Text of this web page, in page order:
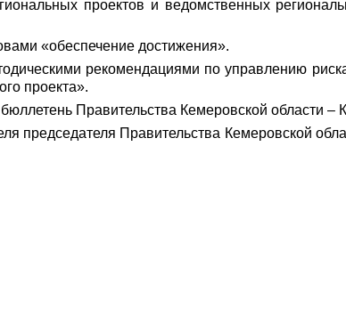
проектов и ведомственных
«обеспечение достижения».
рекомендациями по управлению
проекта».
Правительства Кемеровской области –
председателя Правительства Кемеровской